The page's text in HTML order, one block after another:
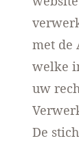
met de
welke
uw
De